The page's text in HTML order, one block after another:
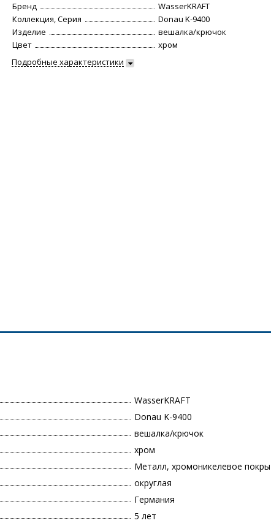
Бренд
WasserKRAFT
Коллекция, Серия
Donau K-9400
Изделие
вешалка/крючок
Цвет
хром
Подробные характеристики
WasserKRAFT
Donau K-9400
вешалка/крючок
хром
Металл, хромоникелевое
округлая
Германия
5 лет